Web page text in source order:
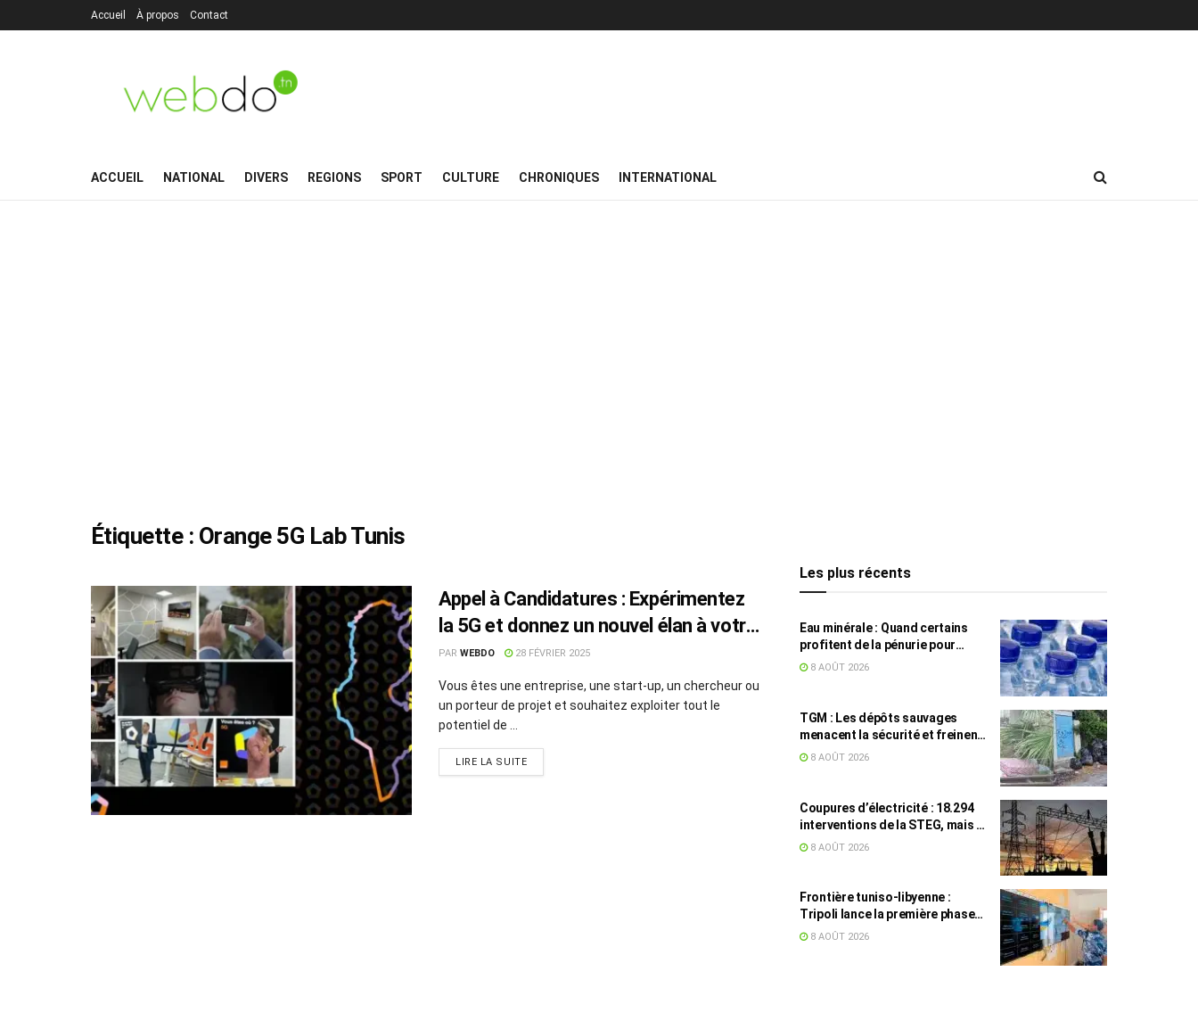
Accueil À propos Contact
ACCUEIL NATIONAL DIVERS REGIONS SPORT CULTURE CHRONIQUES INTERNATIONAL
Étiquette : Orange 5G Lab Tunis
Appel à Candidatures : Expérimentez
la 5G et donnez un nouvel élan à votre
innovation avec Orange 5G Lab Tunis !
PAR WEBDO 28 FÉVRIER 2025
Vous êtes une entreprise, une start-up, un chercheur ou
un porteur de projet et souhaitez exploiter tout le
potentiel de ...
LIRE LA SUITE
Les plus récents
Eau minérale : Quand certains
profitent de la pénurie pour
augmenter les prix
8 AOÛT 2026
TGM : Les dépôts sauvages
menacent la sécurité et freinent
les travaux
8 AOÛT 2026
Coupures d’électricité : 18.294
interventions de la STEG, mais la
colère ne retombe pas
8 AOÛT 2026
Frontière tuniso-libyenne :
Tripoli lance la première phase
d’un système de surveillance sur
8 AOÛT 2026